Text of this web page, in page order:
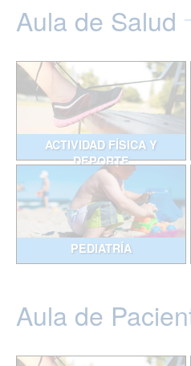
Aula de Salud
ACTIVIDAD FÍSICA Y
DEPORTE
PEDIATRÍA
Aula de